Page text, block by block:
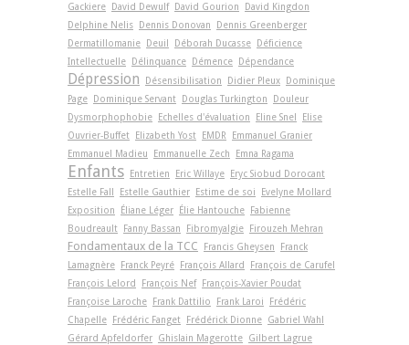
Gackiere
David Dewulf David Gourion
David Kingdon
Delphine Nelis
Dennis Donovan
Dennis Greenberger
Dermatillomanie
Deuil Déborah Ducasse
Déficience
Intellectuelle
Délinquance Démence Dépendance
Dépression Désensibilisation Didier Pleux
Dominique
Page
Dominique Servant Douglas Turkington
Douleur
Dysmorphophobie
Echelles d'évaluation Eline Snel
Elise
Ouvrier-Buffet
Elizabeth Yost EMDR
Emmanuel Granier
Emmanuel Madieu
Emmanuelle Zech Emna Ragama
Enfants Entretien Eric Willaye
Eryc Siobud Dorocant
Estelle Fall
Estelle Gauthier Estime de soi
Evelyne Mollard
Exposition
Éliane Léger Élie Hantouche
Fabienne
Boudreault
Fanny Bassan Fibromyalgie Firouzeh Mehran
Fondamentaux de la TCC Francis Gheysen
Franck
Lamagnère
Franck Peyré François Allard
François de Carufel
François Lelord
François Nef
François-Xavier Poudat
Françoise Laroche
Frank Dattilio Frank Laroi
Frédéric
Chapelle
Frédéric Fanget Frédérick Dionne Gabriel Wahl
Gérard Apfeldorfer Ghislain Magerotte Gilbert Lagrue